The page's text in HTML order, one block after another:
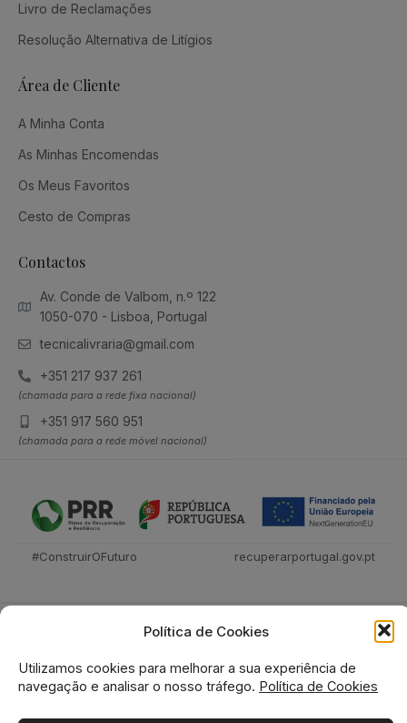
Política de Cookies
Utilizamos cookies para melhorar a sua experiência de
navegação e analisar o nosso tráfego. Política de Cookies
Livro de Reclamações
Resolução Alternativa de Litígios
Área de Cliente
A Minha Conta
As Minhas Encomendas
Os Meus Favoritos
Cesto de Compras
Contactos
Av. Conde de Valbom, n.º 122
1050-070 - Lisboa, Portugal
tecnicalivraria@gmail.com
+351 217 937 261
(chamada para a rede fixa nacional)
+351 917 560 951
(chamada para a rede móvel nacional)
#ConstruirOFuturo recuperarportugal.gov.pt